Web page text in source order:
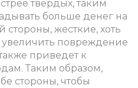
твердых, таким
больше денег на
стороны, жесткие, хоть
увеличить повреждение
приведет к
Таким образом,
стороны, чтобы